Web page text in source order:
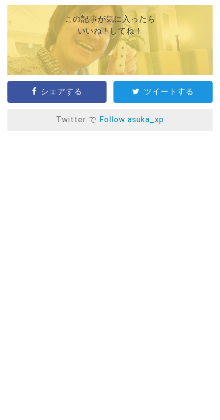
この記事が気に入ったら
いいね ! してね！
シェアする ツイートする
Twitter で Follow asuka_xp